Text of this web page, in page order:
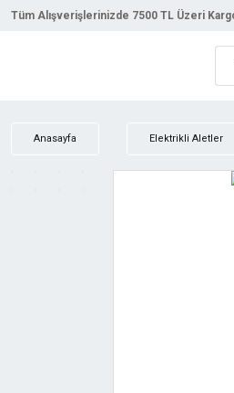
Tüm Alışverişlerinizde 7500 TL Üzeri
Anasayfa Elektrikli Aletler